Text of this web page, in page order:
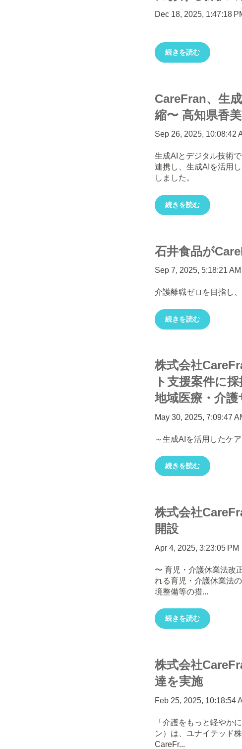
Dec 18, 2025, 1:47:18
続きを読む
CareFran、生
縮〜 高知県香
Sep 26, 2025, 10:08:42
生成AIとデジタル技術
連携し、生成AIを活用
しました。
続きを読む
石井食品が
Sep 7, 2025, 5:18:21 AM
介護離職ゼロを目指し
続きを読む
株式会社
ト支援案件に
地域医療・介
May 30, 2025, 7:09:47
～生成AIを活用したケ
続きを読む
株式会社
開設
Apr 4, 2025, 3:23:05 PM
〜 育児・介護休業法改
れる育児・介護休業法
境整備等の措...
続きを読む
株式会社
達を実施
Feb 25, 2025, 10:18:54
「介護をもっと軽やか
ン）は、ユナイテッド
CareFr...